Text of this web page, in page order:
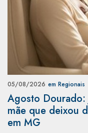
05/08/2026 em Regionais
Agosto Dourado:
mãe que deixou
em MG